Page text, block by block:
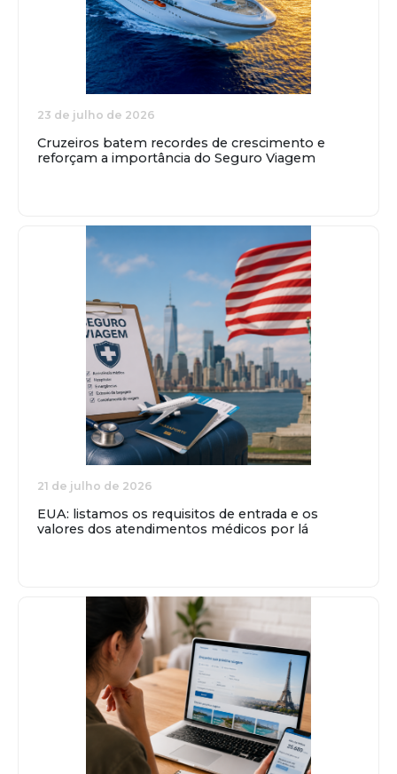
23 de julho de 2026
Cruzeiros batem recordes de crescimento e
reforçam a importância do Seguro Viagem
21 de julho de 2026
EUA: listamos os requisitos de entrada e os
valores dos atendimentos médicos por lá